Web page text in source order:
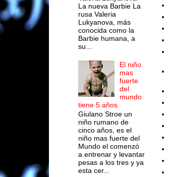
La nueva Barbie La
rusa Valeria
Lukyanova, más
conocida como la
Barbie humana, a
su...
El niño
mas
fuerte
del
mundo
tiene 5 años
Giulano Stroe un
niño rumano de
cinco años, es el
niño mas fuerte del
Mundo el comenzó
a entrenar y levantar
pesas a los tres y ya
esta cer...